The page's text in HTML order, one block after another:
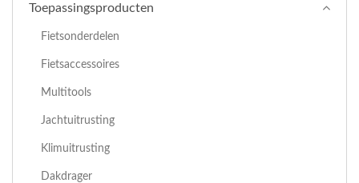
Toepassingsproducten
Fietsonderdelen
Fietsaccessoires
Multitools
Jachtuitrusting
Klimuitrusting
Dakdrager